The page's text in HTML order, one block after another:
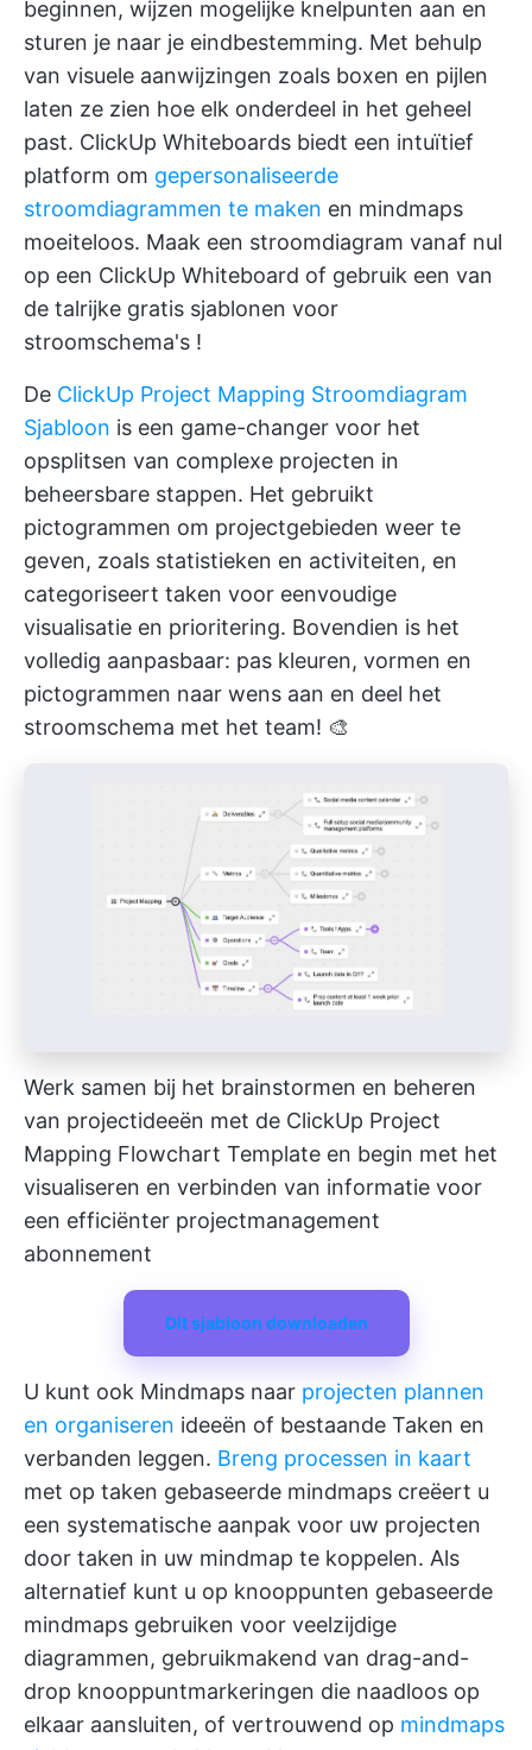
beginnen, wijzen mogelijke knelpunten aan en
sturen je naar je eindbestemming. Met behulp
van visuele aanwijzingen zoals boxen en pijlen
laten ze zien hoe elk onderdeel in het geheel
past. ClickUp Whiteboards biedt een intuïtief
platform om gepersonaliseerde
stroomdiagrammen te maken en mindmaps
moeiteloos. Maak een stroomdiagram vanaf nul
op een ClickUp Whiteboard of gebruik een van
de talrijke gratis sjablonen voor
stroomschema's !
De ClickUp Project Mapping Stroomdiagram
Sjabloon is een game-changer voor het
opsplitsen van complexe projecten in
beheersbare stappen. Het gebruikt
pictogrammen om projectgebieden weer te
geven, zoals statistieken en activiteiten, en
categoriseert taken voor eenvoudige
visualisatie en prioritering. Bovendien is het
volledig aanpasbaar: pas kleuren, vormen en
pictogrammen naar wens aan en deel het
stroomschema met het team! 🎨
Werk samen bij het brainstormen en beheren
van projectideeën met de ClickUp Project
Mapping Flowchart Template en begin met het
visualiseren en verbinden van informatie voor
een efficiënter projectmanagement
abonnement
Dit sjabloon downloaden
U kunt ook Mindmaps naar projecten plannen
en organiseren ideeën of bestaande Taken en
verbanden leggen. Breng processen in kaart
met op taken gebaseerde mindmaps creëert u
een systematische aanpak voor uw projecten
door taken in uw mindmap te koppelen. Als
alternatief kunt u op knooppunten gebaseerde
mindmaps gebruiken voor veelzijdige
diagrammen, gebruikmakend van drag-and-
drop knooppuntmarkeringen die naadloos op
elkaar aansluiten, of vertrouwend op mindmaps